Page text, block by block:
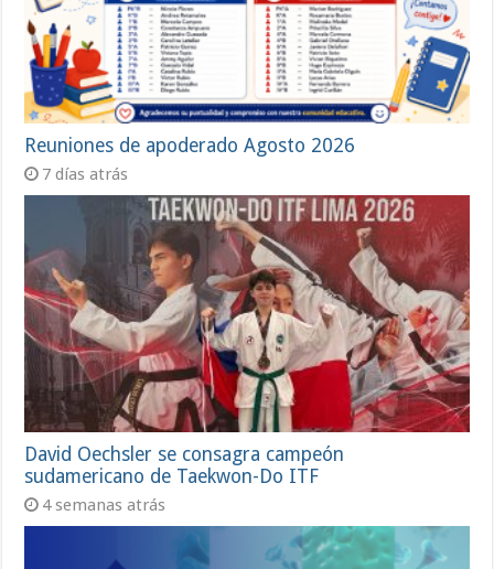
Reuniones de apoderado Agosto 2026
7 días atrás
David Oechsler se consagra campeón
sudamericano de Taekwon-Do ITF
4 semanas atrás